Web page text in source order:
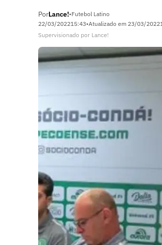
PorLance!•Futebol Latino
22/03/202215:43•Atualizado em 23/03/2022
Supervisionado por Lance!